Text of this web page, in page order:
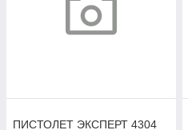
ПИСТОЛЕТ ЭКСПЕРТ 4304